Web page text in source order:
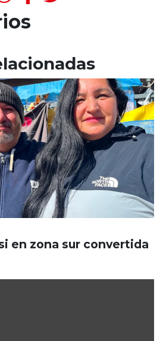
en zona sur convertida